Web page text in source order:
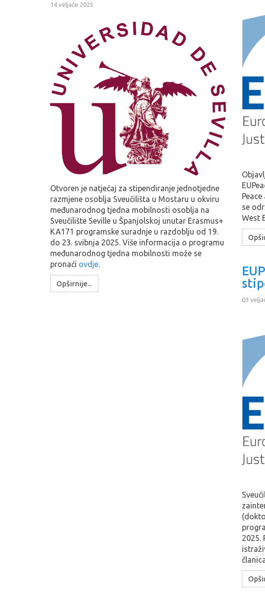
14 veljače 2025
Otvoren je natječaj za stipendiranje jednotjedne
razmjene osoblja Sveučilišta u Mostaru u okviru
međunarodnog tjedna mobilnosti osoblja na
Sveučilište Seville u Španjolskoj unutar Erasmus+
KA171 programske suradnje u razdoblju od 19.
do 23. svibnja 2025. Više informacija o programu
međunarodnog tjedna mobilnosti može se
pronaći ovdje.
Opširnije...
se
West
03
2025.